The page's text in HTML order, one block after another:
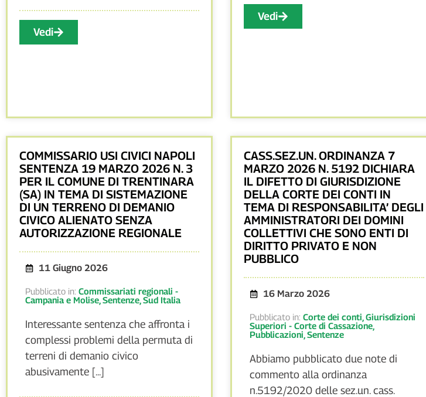
Vedi
Vedi
COMMISSARIO USI CIVICI NAPOLI
SENTENZA 19 MARZO 2026 N. 3
PER IL COMUNE DI TRENTINARA
(SA) IN TEMA DI SISTEMAZIONE
DI UN TERRENO DI DEMANIO
CIVICO ALIENATO SENZA
AUTORIZZAZIONE REGIONALE
11 Giugno 2026
Pubblicato in: Commissariati regionali -
Campania e Molise, Sentenze, Sud Italia
Interessante sentenza che affronta i
complessi problemi della permuta di
terreni di demanio civico
abusivamente [...]
CASS.SEZ.UN. ORDINANZA 7
MARZO 2026 N. 5192 DICHIARA
IL DIFETTO DI GIURISDIZIONE
DELLA CORTE DEI CONTI IN
TEMA DI RESPONSABILITA’ DEGLI
AMMINISTRATORI DEI DOMINI
COLLETTIVI CHE SONO ENTI DI
DIRITTO PRIVATO E NON
PUBBLICO
16 Marzo 2026
Pubblicato in:Corte dei conti,Giurisdizioni
Superiori - Corte di Cassazione,
Pubblicazioni,Sentenze
Abbiamo pubblicato due note di
commento alla ordinanza
n.5192/2020 delle sez.un. cass.